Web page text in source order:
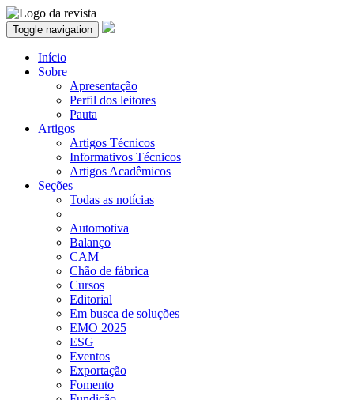
Toggle navigation
Início
Sobre
Apresentação
Perfil dos leitores
Pauta
Artigos
Artigos Técnicos
Informativos Técnicos
Artigos Acadêmicos
Seções
Todas as notícias
Automotiva
Balanço
CAM
Chão de fábrica
Cursos
Editorial
Em busca de soluções
EMO 2025
ESG
Eventos
Exportação
Fomento